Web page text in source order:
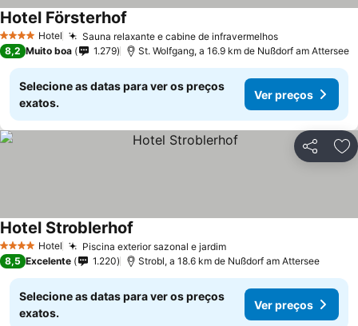
4 EstrelasHotel Sauna relaxante e cabine de infravermelhos
Hotel Försterhof
8,2 Muito boa 1.279 St. Wolfgang, a 16.9 km de Nußdorf am Attersee
Selecione as datas para ver os preços
exatos.
Ver preços
Partilhar
4 EstrelasHotel Piscina exterior sazonal e jardim
Hotel Stroblerhof
8,5 Excelente 1.220 Strobl, a 18.6 km de Nußdorf am Attersee
Selecione as datas para ver os preços
exatos.
Ver preços